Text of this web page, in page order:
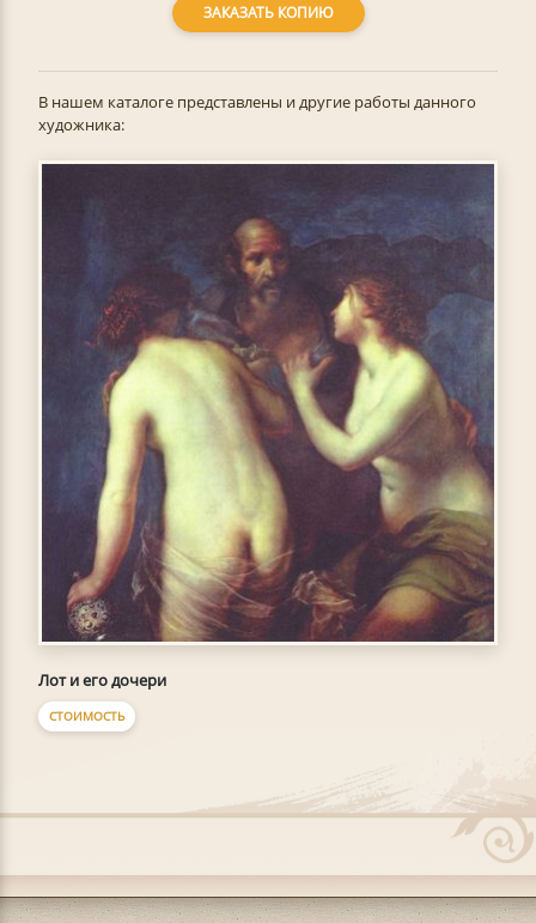
ЗАКАЗАТЬ КОПИЮ
В нашем каталоге представлены и другие работы данного
художника:
Лот и его дочери
СТОИМОСТЬ